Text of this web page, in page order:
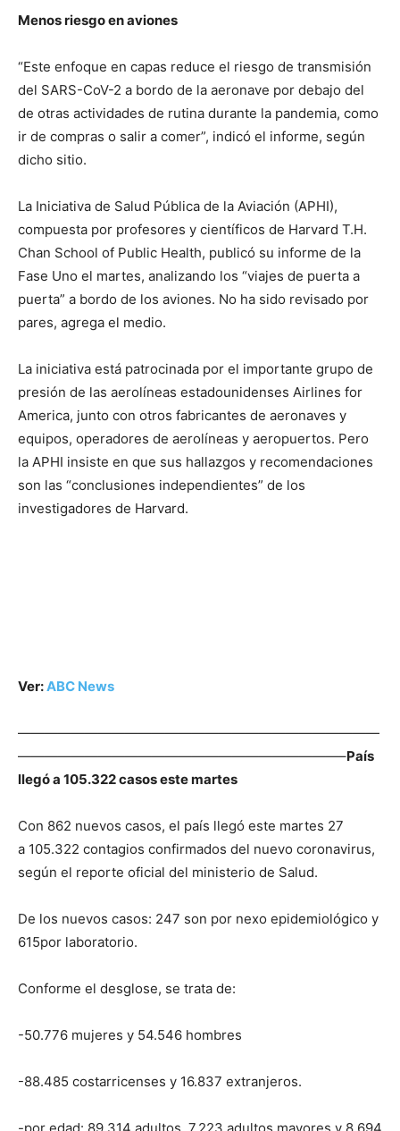
Menos riesgo en aviones
“Este enfoque en capas reduce el riesgo de transmisión
del SARS-CoV-2 a bordo de la aeronave por debajo del
de otras actividades de rutina durante la pandemia, como
ir de compras o salir a comer”, indicó el informe, según
dicho sitio.
La Iniciativa de Salud Pública de la Aviación (APHI),
compuesta por profesores y científicos de Harvard T.H.
Chan School of Public Health, publicó su informe de la
Fase Uno el martes, analizando los “viajes de puerta a
puerta” a bordo de los aviones. No ha sido revisado por
pares, agrega el medio.
La iniciativa está patrocinada por el importante grupo de
presión de las aerolíneas estadounidenses Airlines for
America, junto con otros fabricantes de aeronaves y
equipos, operadores de aerolíneas y aeropuertos. Pero
la APHI insiste en que sus hallazgos y recomendaciones
son las “conclusiones independientes” de los
investigadores de Harvard.
Ver:ABC News
———————————————————————————
————————————————————————–País
llegó a 105.322 casos este martes
Con 862 nuevos casos, el país llegó este martes 27
a 105.322 contagios confirmados del nuevo coronavirus,
según el reporte oficial del ministerio de Salud.
De los nuevos casos: 247 son por nexo epidemiológico y
615por laboratorio.
Conforme el desglose, se trata de:
-50.776 mujeres y 54.546 hombres
-88.485 costarricenses y 16.837 extranjeros.